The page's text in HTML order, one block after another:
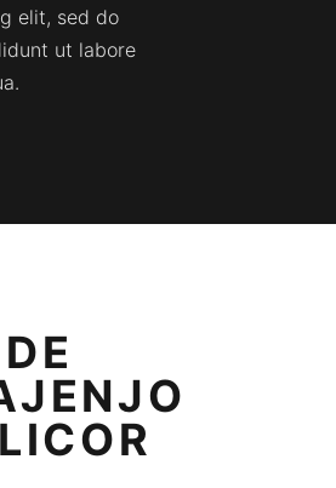
elit, sed do
ut labore